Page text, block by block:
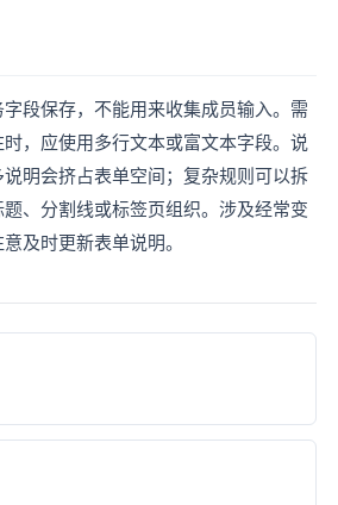
段保存，不能用来收集成员输入。需
，应使用多行文本或富文本字段。说
明会挤占表单空间；复杂规则可以拆
、分割线或标签页组织。涉及经常变
及时更新表单说明。